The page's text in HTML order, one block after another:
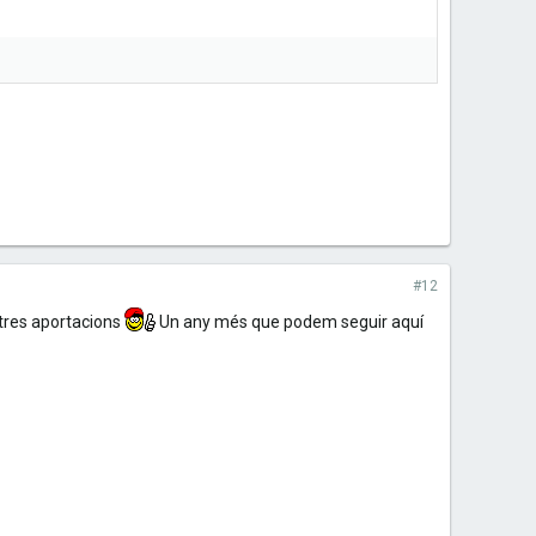
#12
aportacions Un any més que podem seguir aquí